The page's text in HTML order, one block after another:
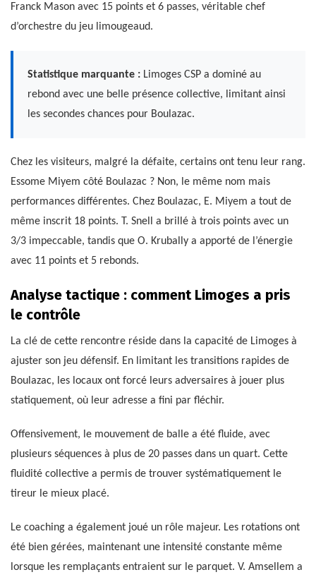
Franck Mason avec 15 points et 6 passes, véritable chef
d’orchestre du jeu limougeaud.
Statistique marquante : Limoges CSP a dominé au
rebond avec une belle présence collective, limitant ainsi
les secondes chances pour Boulazac.
Chez les visiteurs, malgré la défaite, certains ont tenu leur rang.
Essome Miyem côté Boulazac ? Non, le même nom mais
performances différentes. Chez Boulazac, E. Miyem a tout de
même inscrit 18 points. T. Snell a brillé à trois points avec un
3/3 impeccable, tandis que O. Krubally a apporté de l’énergie
avec 11 points et 5 rebonds.
Analyse tactique : comment Limoges a pris
le contrôle
La clé de cette rencontre réside dans la capacité de Limoges à
ajuster son jeu défensif. En limitant les transitions rapides de
Boulazac, les locaux ont forcé leurs adversaires à jouer plus
statiquement, où leur adresse a fini par fléchir.
Offensivement, le mouvement de balle a été fluide, avec
plusieurs séquences à plus de 20 passes dans un quart. Cette
fluidité collective a permis de trouver systématiquement le
tireur le mieux placé.
Le coaching a également joué un rôle majeur. Les rotations ont
été bien gérées, maintenant une intensité constante même
lorsque les remplaçants entraient sur le parquet. V. Amsellem a